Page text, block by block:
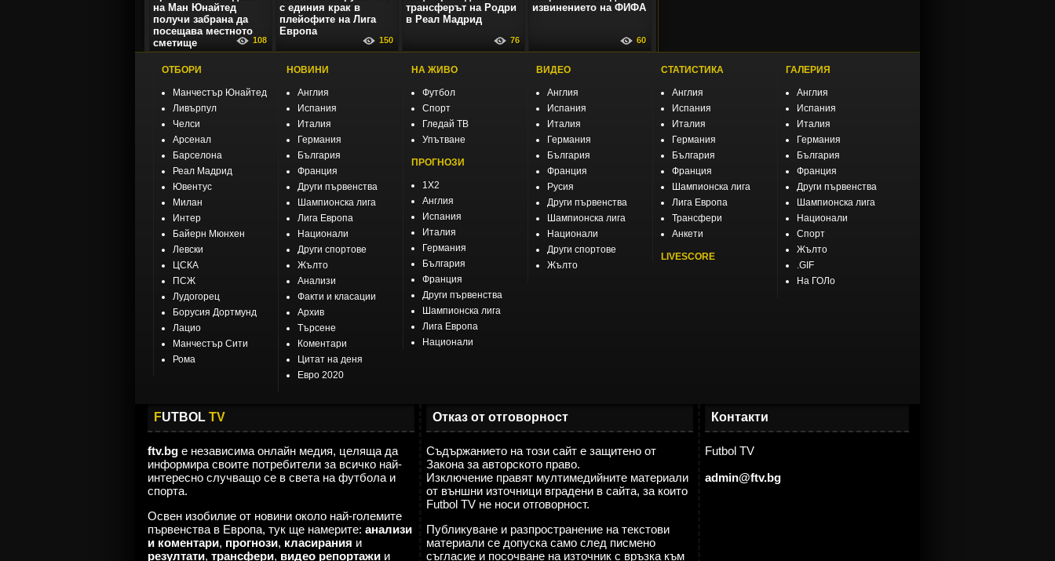
на Ман Юнайтед
получи забрана да
посещава местното
сметище
108
с единия крак в
плейофите на Лига
Европа
150
трансферът на Родри
в Реал Мадрид
76
извинението на ФИФА
60
ОТБОРИ
Манчестър Юнайтед
Ливърпул
Челси
Арсенал
Барселона
Реал Мадрид
Ювентус
Милан
Интер
Байерн Мюнхен
Левски
ЦСКА
ПСЖ
Лудогорец
Борусия Дортмунд
Лацио
Манчестър Сити
Рома
НОВИНИ
Англия
Испания
Италия
Германия
България
Франция
Други първенства
Шампионска лига
Лига Европа
Национали
Други спортове
Жълто
Анализи
Факти и класации
Архив
Търсене
Коментари
Цитат на деня
Евро 2020
НА ЖИВО
Футбол
Спорт
Гледай ТВ
Упътване
ПРОГНОЗИ
1X2
Англия
Испания
Италия
Германия
България
Франция
Други първенства
Шампионска лига
Лига Европа
Национали
ВИДЕО
Англия
Испания
Италия
Германия
България
Франция
Русия
Други първенства
Шампионска лига
Национали
Други спортове
Жълто
СТАТИСТИКА
Англия
Испания
Италия
Германия
България
Франция
Шампионска лига
Лига Европа
Трансфери
Анкети
LIVESCORE
ГАЛЕРИЯ
Англия
Испания
Италия
Германия
България
Франция
Други първенства
Шампионска лига
Национали
Спорт
Жълто
.GIF
На ГОЛо
FUTBOL TV
ftv.bg е независима онлайн медия, целяща да
информира своите потребители за всичко най-
интересно случващо се в света на футбола и
спорта.
Освен изобилие от новини около най-големите
първенства в Европа, тук ще намерите: анализи
и коментари, прогнози, класирания и
резултати, трансфери, видео репортажи и
Отказ от отговорност
Съдържанието на този сайт е защитено от
Закона за авторското право.
Изключение правят мултимедийните материали
от външни източници вградени в сайта, за които
Futbol TV не носи отговорност.
Публикуване и разпространение на текстови
материали се допуска само след писмено
съгласие и посочване на източник с връзка към
Контакти
Futbol TV
admin@ftv.bg